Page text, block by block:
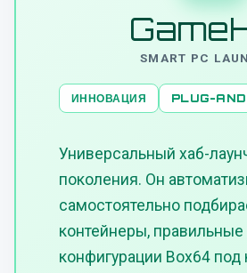
SMART PC
ИННОВАЦИЯ PLUG-
Универсальный хаб-
поколения. Он
самостоятельно
контейнеры, правильные
конфигурации Box64 под